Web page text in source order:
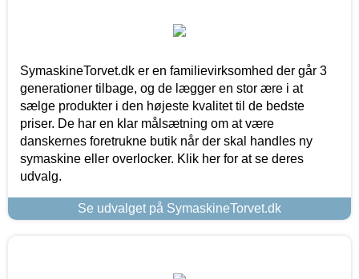
SymaskineTorvet.dk er en familievirksomhed der går 3
generationer tilbage, og de lægger en stor ære i at
sælge produkter i den højeste kvalitet til de bedste
priser. De har en klar målsætning om at være
danskernes foretrukne butik når der skal handles ny
symaskine eller overlocker. Klik her for at se deres
udvalg.
Se udvalget på SymaskineTorvet.dk